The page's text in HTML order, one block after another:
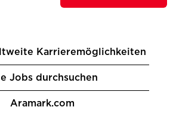
Karrieremöglichkeiten
Jobs durchsuchen
Aramark.com